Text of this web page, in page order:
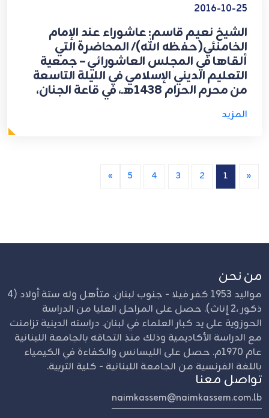
2016-10-25
الشيخ نعيم قاسم: عاشوراء عند الإمام
الخامنئي(حفظه الله)/ المحاضرة التي
ألقاها في المجلس العاشورائي – جمعية
التعليم الديني الإسلامي في الليلة التاسعة
من محرم الحرام 1438هـ، في قاعة الجنان،
المزيد
«
1
2
3
4
5
»
من نحن
مواليد 1953 كفر فيلا - جنوب لبنان. متأهل وله ستة أولاد (4
ذكور ،2 إناث). حصل على المراحل العليا من الدراسة
الحوزوية على يد كبار العلماء في لبنان. دراسته الدينية تزامنت
مع الدراسة الأكاديمية وذلك منذ التحاقه بالجامعة اللبنانية
عام 1970م. حصل على الليسانس والكفاءة في الكيمياء
باللغة الفرنسية من الجامعة اللبنانية - كلية التربية.
تواصل معنا
naimkassem@naimkassem.com.lb